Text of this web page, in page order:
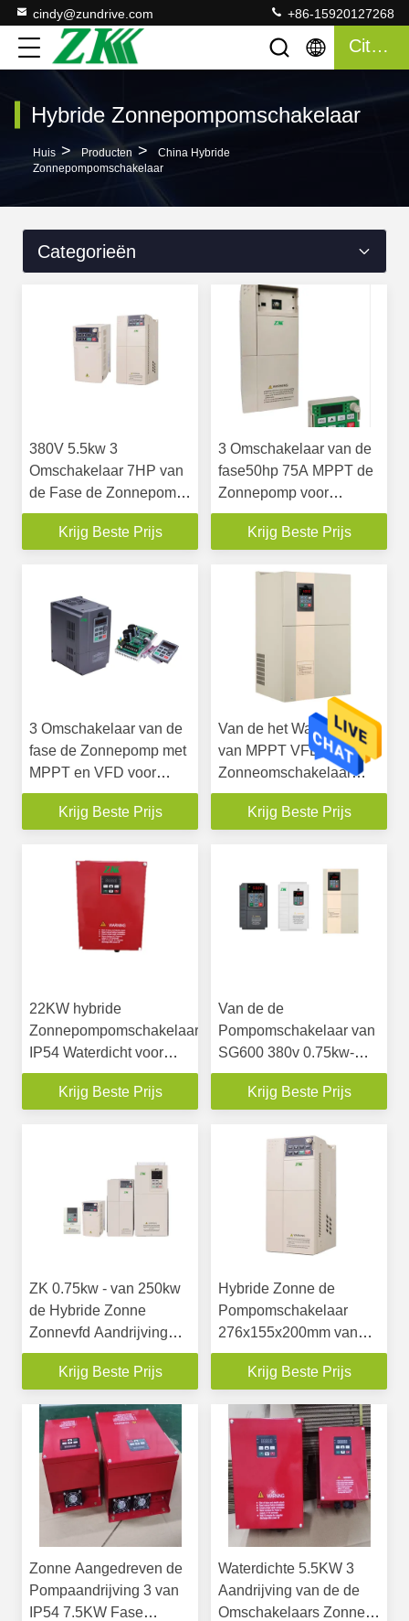
cindy@zundrive.com +86-15920127268
Citaat
Hybride Zonnepompomschakelaar
Huis > Producten >
China Hybride
Zonnepompomschakelaar
Categorieën
380V 5.5kw 3
Omschakelaar 7HP van
de Fase de Zonnepomp
met Volledige
Automatische Verrichting
Krijg Beste Prijs
3 Omschakelaar van de
fase50hp 75A MPPT de
Zonnepomp voor
Waterpomp 380V 37KW
Krijg Beste Prijs
3 Omschakelaar van de
fase de Zonnepomp met
MPPT en VFD voor
Zonne Pompend
SysteemKrijg Beste Prijs
Van de het Waterpomp
van MPPT VFD de
Zonneomschakelaar
380V 75KW 100HP voor
IrrigatieKrijg Beste Prijs
22KW hybride
Zonnepompomschakelaar
IP54 Waterdicht voor
Irrigatie
Krijg Beste Prijs
Van de de
Pompomschakelaar van
SG600 380v 0.75kw-
30kw de Hybride Zonne
Zonne Photovoltaic
Krijg Beste Prijs
ZK 0.75kw - van 250kw
de Hybride Zonne
Zonnevfd Aandrijving
van de de
Pompomschakelaar
Krijg Beste Prijs
Hybride Zonne de
Pompomschakelaar
276x155x200mm van
3Phase 4KW MPPT-
Controlemechanisme
Krijg Beste Prijs
Zonne Aangedreven de
Pompaandrijving 3 van
IP54 7.5KW Fase
Waterdichte 5.5KW 3
Aandrijving van de de
Omschakelaars Zonne